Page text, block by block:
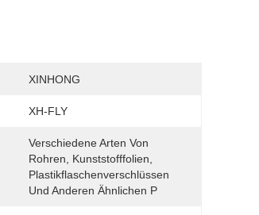
XINHONG
XH-FLY
Verschiedene Arten Von
Rohren, Kunststofffolien,
Plastikflaschenverschlüssen
Und Anderen Ähnlichen P